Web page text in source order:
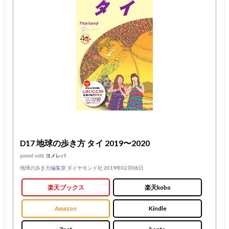
D17 地球の歩き方 タイ 2019〜2020
posted with ヨメレバ
地球の歩き方編集室 ダイヤモンド社 2019年02月08日
楽天ブックス 楽天kobo
Amazon Kindle